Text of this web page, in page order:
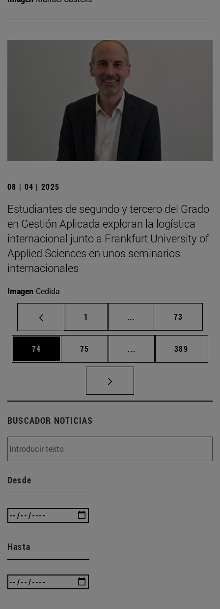
08 | 04 | 2025
Estudiantes de segundo y tercero del Grado
en Gestión Aplicada exploran la logística
internacional junto a Frankfurt University of
Applied Sciences en unos seminarios
internacionales
Imagen Cedida
Página
1 ... Páginas intermedias
Página
73
Página
74 Página
75 ... Páginas intermedias
Página
389
BUSCADOR NOTICIAS
Desde
Hasta